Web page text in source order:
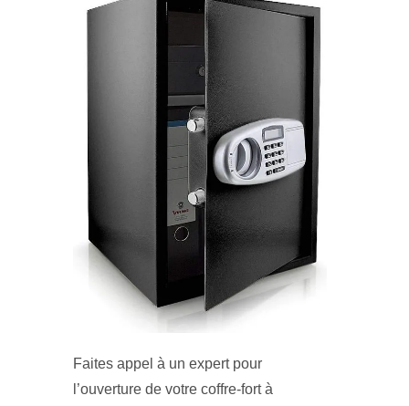
Faites appel à un expert pour
l’ouverture de votre coffre-fort à